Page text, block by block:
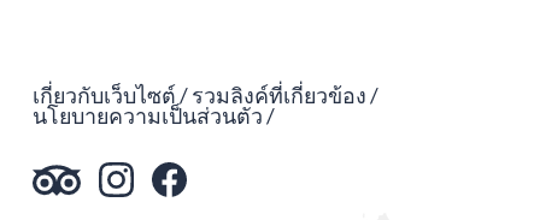
เกี่ยวกับเว็บไซต์ รวมลิงค์ที่เกี่ยวข้อง
นโยบายความเป็นส่วนตัว